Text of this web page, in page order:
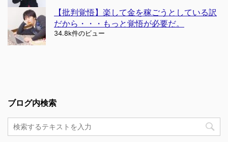
【批判覚悟】楽して金を稼ごうとしている訳
だから・・・もっと覚悟が必要だ。
34.8k件のビュー
ブログ内検索